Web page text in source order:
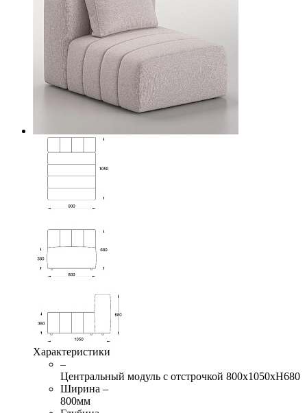
Характеристики
–
Центральный модуль с отстрочкой 800х1050хН680
Ширина –
800мм